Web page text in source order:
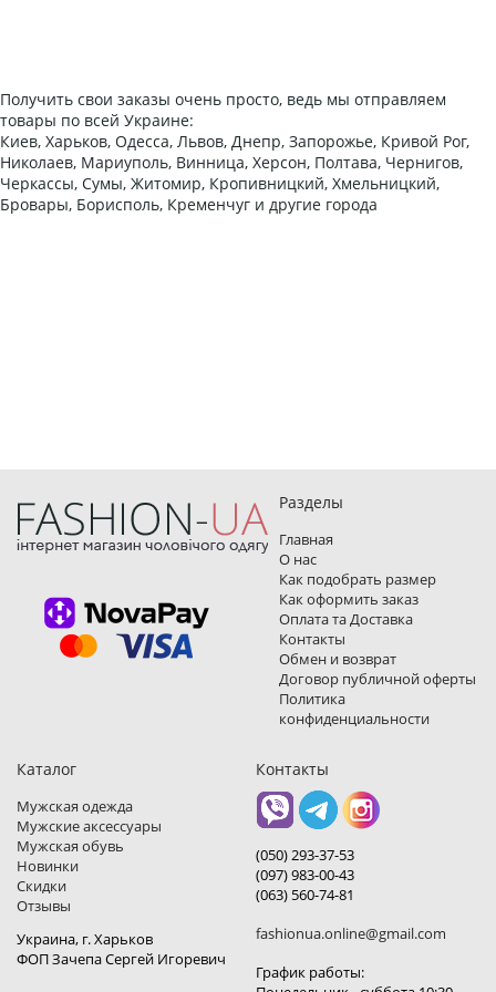
Получить свои заказы очень просто, ведь мы отправляем
товары по всей Украине:
Киев, Харьков, Одесса, Львов, Днепр, Запорожье, Кривой Рог,
Николаев, Мариуполь, Винница, Херсон, Полтава, Чернигов,
Черкассы, Сумы, Житомир, Кропивницкий, Хмельницкий,
Бровары, Борисполь, Кременчуг и другие города
Разделы
Главная
О нас
Как подобрать размер
Как оформить заказ
Оплата та Доставка
Контакты
Обмен и возврат
Договор публичной оферты
Политика
конфиденциальности
Каталог
Мужская одежда
Мужские аксессуары
Мужская обувь
Новинки
Скидки
Отзывы
Украина, г. Харьков
ФОП Зачепа Сергей Игоревич
Контакты
(050) 293-37-53
(097) 983-00-43
(063) 560-74-81
fashionua.online@gmail.com
График работы: